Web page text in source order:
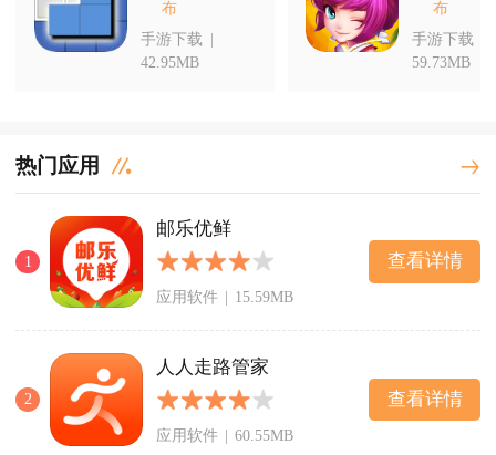
布
手游下载 |
42.95MB
布
手游下载
59.73MB
热门应用
1
邮乐优鲜
应用软件 | 15.59MB
查看详情
2
人人走路管家
应用软件 | 60.55MB
查看详情